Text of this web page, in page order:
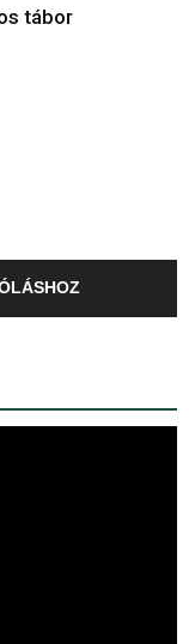
tábor